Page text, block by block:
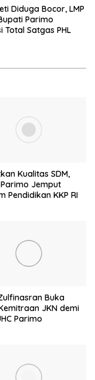
Diduga Bocor, LMP
Parimo
Total Satgas PHL
Kualitas SDM,
Jemput
Pendidikan KKP RI
Buka
JKN demi
Parimo